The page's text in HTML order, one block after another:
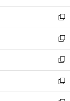
ウ
で
開
く
ン
ド
ウ
で
開
く
新
し
い
ウ
ィ
ン
ド
ウ
新
し
い
ウ
ィ
ン
新
し
い
ウ
新
し